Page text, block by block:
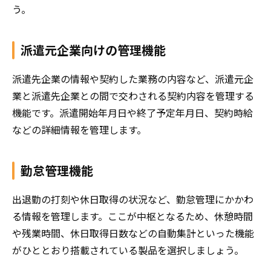
う。
派遣元企業向けの管理機能
派遣先企業の情報や契約した業務の内容など、派遣元企
業と派遣先企業との間で交わされる契約内容を管理する
機能です。派遣開始年月日や終了予定年月日、契約時給
などの詳細情報を管理します。
勤怠管理機能
出退勤の打刻や休日取得の状況など、勤怠管理にかかわ
る情報を管理します。ここが中枢となるため、休憩時間
や残業時間、休日取得日数などの自動集計といった機能
がひととおり搭載されている製品を選択しましょう。